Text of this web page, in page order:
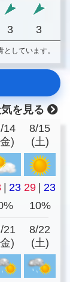
3 3
しています。
を見る
14
)
8/15
(土)
23 29
23
10%
21
)
8/22
(土)